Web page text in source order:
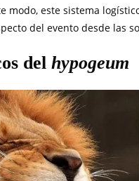
modo, este sistema
del evento desde las
del hypogeum